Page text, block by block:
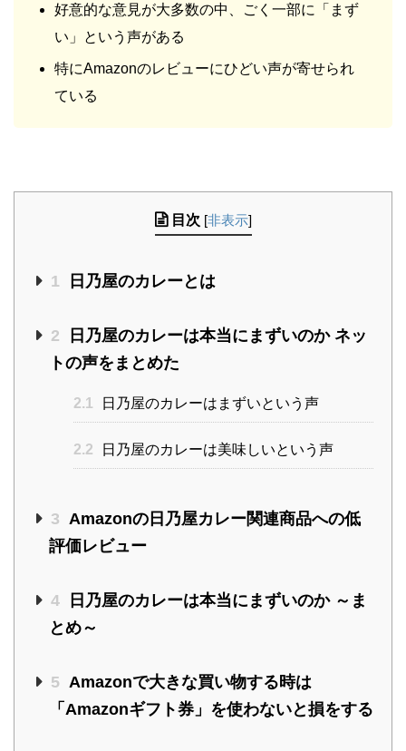
好意的な意見が大多数の中、ごく一部に「まず
い」という声がある
特にAmazonのレビューにひどい声が寄せられ
ている
目次 [非表示]
1 日乃屋のカレーとは
2
日乃屋のカレーは本当にまずいのか ネッ
トの声をまとめた
2.1 日乃屋のカレーはまずいという声
2.2 日乃屋のカレーは美味しいという声
3 Amazonの日乃屋カレー関連商品への低
評価レビュー
4
日乃屋のカレーは本当にまずいのか ～ま
とめ～
5 Amazonで大きな買い物する時は
「Amazonギフト券」を使わないと損をする